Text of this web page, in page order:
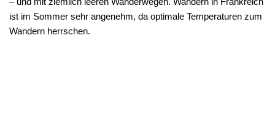
ist im Sommer sehr angenehm, da optimale Temperaturen zum
Wandern herrschen.